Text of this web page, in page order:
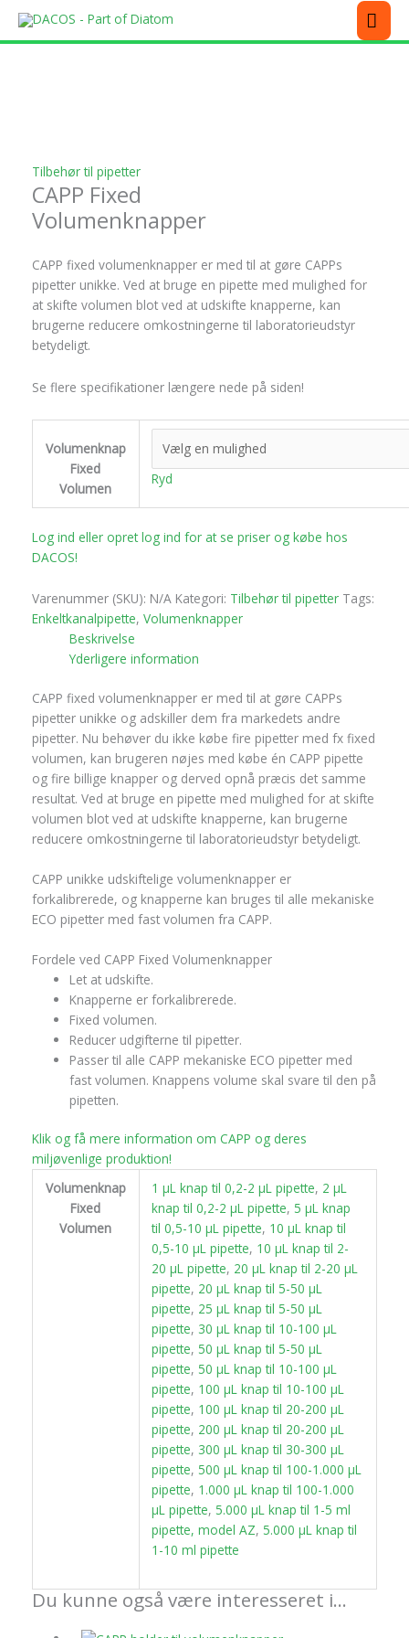
indholdet
Tilbehør til pipetter
CAPP Fixed
Volumenknapper
CAPP fixed volumenknapper er med til at gøre CAPPs
pipetter unikke. Ved at bruge en pipette med mulighed for
at skifte volumen blot ved at udskifte knapperne, kan
brugerne reducere omkostningerne til laboratorieudstyr
betydeligt.
Se flere specifikationer længere nede på siden!
Volumenknap
Fixed
Volumen
Ryd
Log ind eller opret log ind for at se priser og købe hos
DACOS!
Varenummer (SKU): N/A Kategori: Tilbehør til pipetter Tags:
Enkeltkanalpipette, Volumenknapper
Beskrivelse
Yderligere information
CAPP fixed volumenknapper er med til at gøre CAPPs
pipetter unikke og adskiller dem fra markedets andre
pipetter. Nu behøver du ikke købe fire pipetter med fx fixed
volumen, kan brugeren nøjes med købe én CAPP pipette
og fire billige knapper og derved opnå præcis det samme
resultat. Ved at bruge en pipette med mulighed for at skifte
volumen blot ved at udskifte knapperne, kan brugerne
reducere omkostningerne til laboratorieudstyr betydeligt.
CAPP unikke udskiftelige volumenknapper er
forkalibrerede, og knapperne kan bruges til alle mekaniske
ECO pipetter med fast volumen fra CAPP.
Fordele ved CAPP Fixed Volumenknapper
Let at udskifte.
Knapperne er forkalibrerede.
Fixed volumen.
Reducer udgifterne til pipetter.
Passer til alle CAPP mekaniske ECO pipetter med
fast volumen. Knappens volume skal svare til den på
pipetten.
Klik og få mere information om CAPP og deres
miljøvenlige produktion!
Volumenknap
Fixed
Volumen
1 µL knap til 0,2-2 µL pipette, 2 µL
knap til 0,2-2 µL pipette, 5 µL knap
til 0,5-10 µL pipette, 10 µL knap til
0,5-10 µL pipette, 10 µL knap til 2-
20 µL pipette, 20 µL knap til 2-20 µL
pipette, 20 µL knap til 5-50 µL
pipette, 25 µL knap til 5-50 µL
pipette, 30 µL knap til 10-100 µL
pipette, 50 µL knap til 5-50 µL
pipette, 50 µL knap til 10-100 µL
pipette, 100 µL knap til 10-100 µL
pipette, 100 µL knap til 20-200 µL
pipette, 200 µL knap til 20-200 µL
pipette, 300 µL knap til 30-300 µL
pipette, 500 µL knap til 100-1.000 µL
pipette, 1.000 µL knap til 100-1.000
µL pipette, 5.000 µL knap til 1-5 ml
pipette, model AZ, 5.000 µL knap til
1-10 ml pipette
Du kunne også være interesseret i…
på
varesiden
på
varesiden
på
varesiden
på
varesiden